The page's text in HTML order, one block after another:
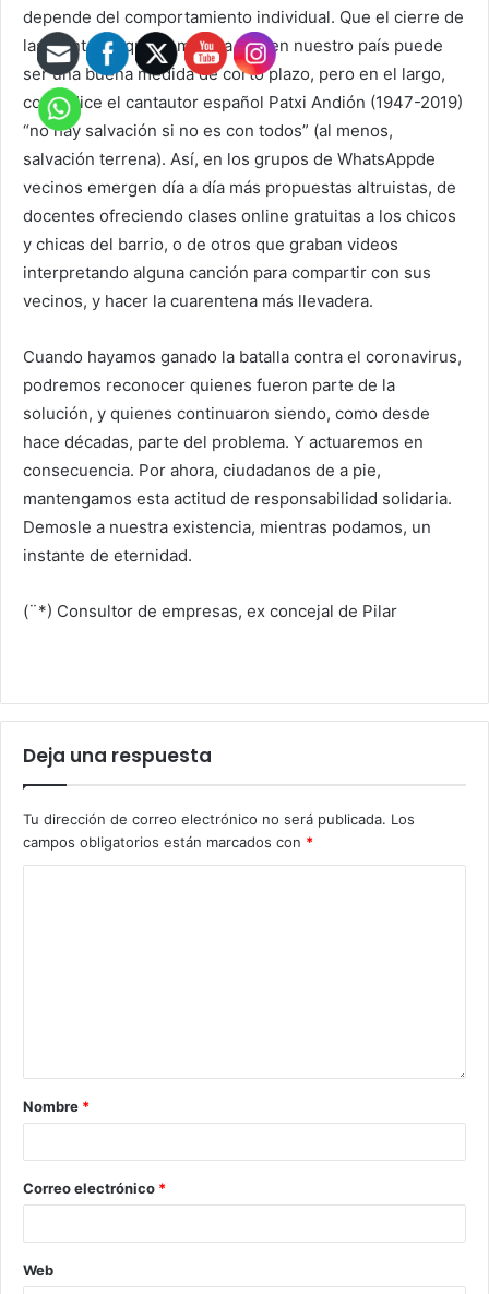
depende del comportamiento individual. Que el cierre de
las fronteras que comienza hoy en nuestro país puede
ser una buena medida de corto plazo, pero en el largo,
como dice el cantautor español Patxi Andión (1947-2019)
“no hay salvación si no es con todos” (al menos,
salvación terrena). Así, en los grupos de WhatsAppde
vecinos emergen día a día más propuestas altruistas, de
docentes ofreciendo clases online gratuitas a los chicos
y chicas del barrio, o de otros que graban videos
interpretando alguna canción para compartir con sus
vecinos, y hacer la cuarentena más llevadera.
Cuando hayamos ganado la batalla contra el coronavirus,
podremos reconocer quienes fueron parte de la
solución, y quienes continuaron siendo, como desde
hace décadas, parte del problema. Y actuaremos en
consecuencia. Por ahora, ciudadanos de a pie,
mantengamos esta actitud de responsabilidad solidaria.
Demosle a nuestra existencia, mientras podamos, un
instante de eternidad.
(¨*) Consultor de empresas, ex concejal de Pilar
Deja una respuesta
Tu dirección de correo electrónico no será publicada. Los
campos obligatorios están marcados con *
Nombre *
Correo electrónico *
Web